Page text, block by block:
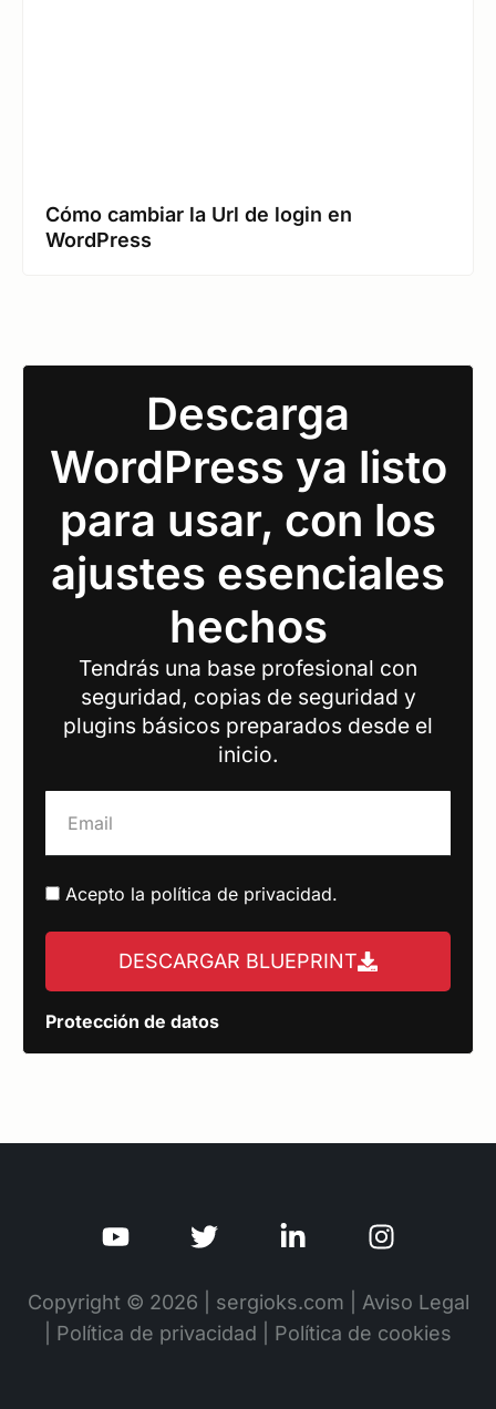
Cómo cambiar la Url de login en
WordPress
Descarga
WordPress ya listo
para usar, con los
ajustes esenciales
hechos
Tendrás una base profesional con
seguridad, copias de seguridad y
plugins básicos preparados desde el
inicio.
Acepto la política de privacidad.
DESCARGAR BLUEPRINT
Protección de datos
Copyright © 2026 | sergioks.com | Aviso Legal
Política de privacidad Política de cookies